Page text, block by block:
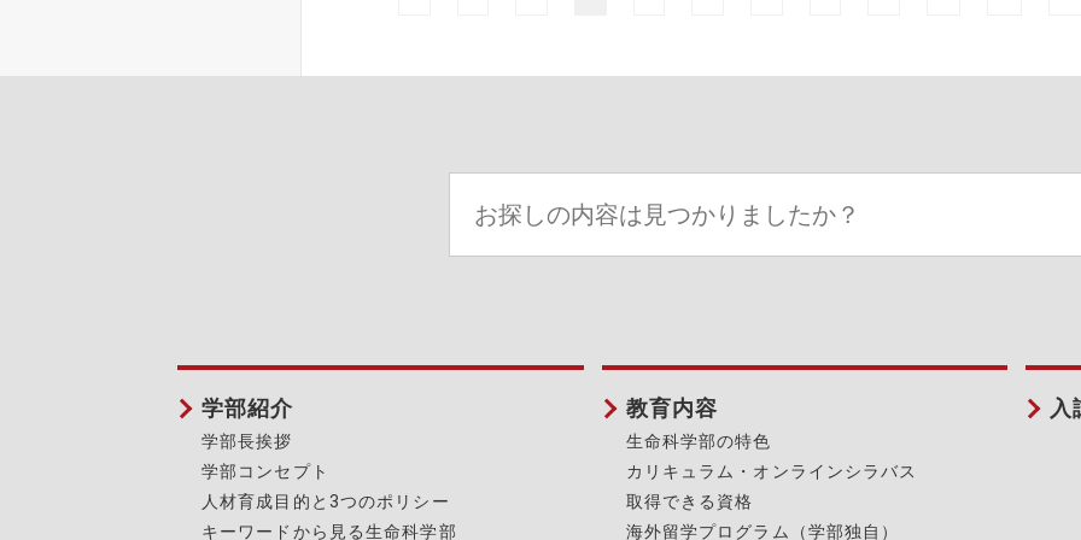
学部紹介
学部長挨拶
学部コンセプト
人材育成目的と3つのポリシー
キーワードから見る生命科学部
教育内容
生命科学部の特色
カリキュラム・オンラインシラバス
取得できる資格
海外留学プログラム（学部独自）
入